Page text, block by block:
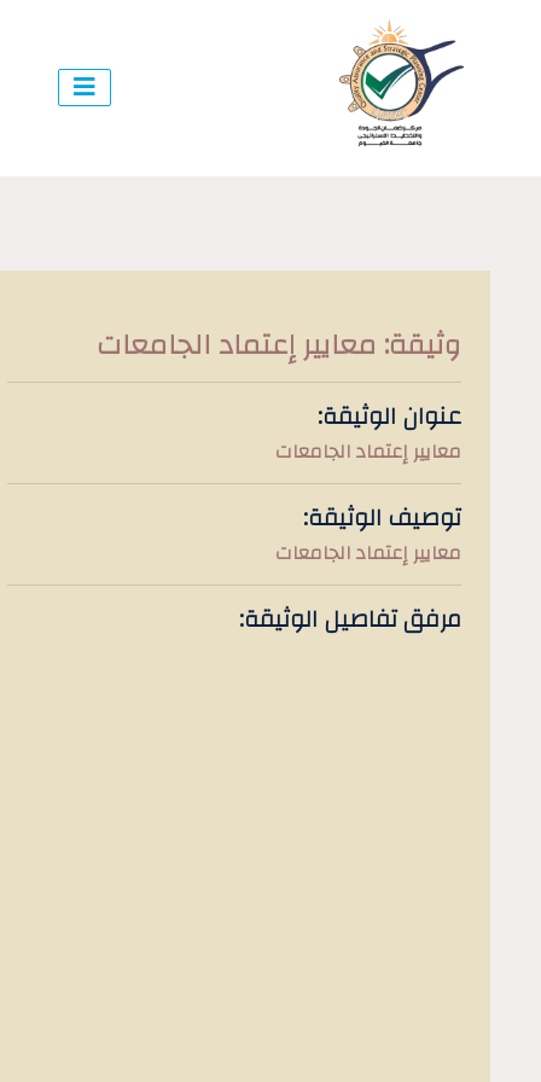
وثيقة: معايير إعتماد الجامعات
عنوان الوثيقة:
معايير إعتماد الجامعات
توصيف الوثيقة:
معايير إعتماد الجامعات
مرفق تفاصيل الوثيقة: